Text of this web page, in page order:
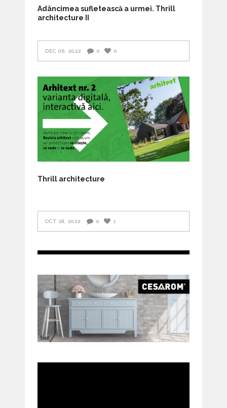
Adâncimea sufletească a urmei. Thrill
architecture II
DEC 06, 2022 0 0
Thrill architecture
OCT 18, 2022 0 1